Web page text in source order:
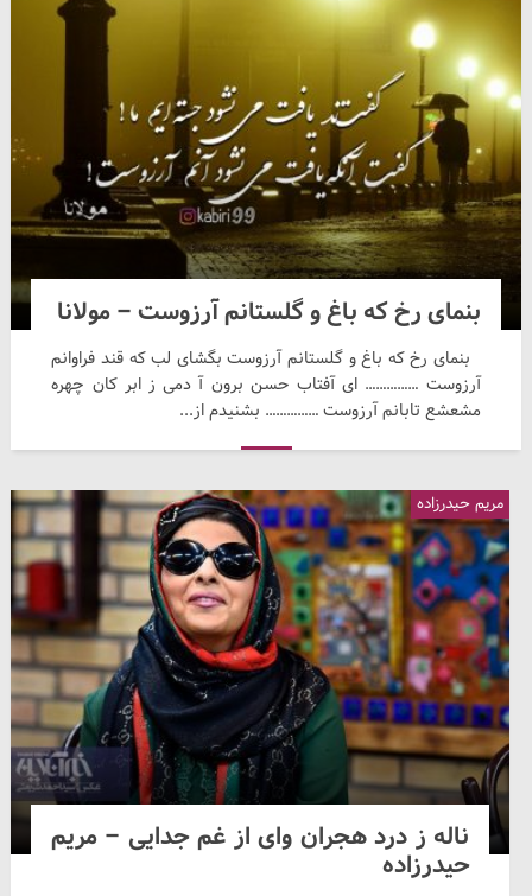
بنمای رخ که باغ و گلستانم آرزوست – مولانا
بنمای رخ که باغ و گلستانم آرزوست بگشای لب که قند فراوانم
آرزوست …………… ای آفتاب حسن برون آ دمی ز ابر کان چهره
مشعشع تابانم آرزوست …………… بشنیدم از...
ناله ز درد هجران وای از غم جدایی – مریم
حیدرزاده
مریم حیدرزاده